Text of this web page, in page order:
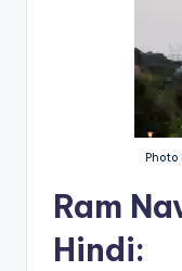
Photo
Ram
Hindi: